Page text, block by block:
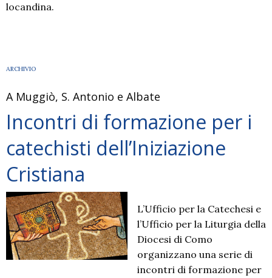
locandina.
ARCHIVIO
A Muggiò, S. Antonio e Albate
Incontri di formazione per i
catechisti dell’Iniziazione
Cristiana
L’Ufficio per la Catechesi e
l’Ufficio per la Liturgia della
Diocesi di Como
organizzano una serie di
incontri di formazione per